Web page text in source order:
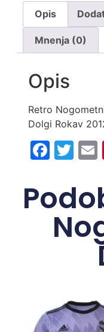
Opis
Mnenja (0)
Opis
Retro
Dolgi Rokav